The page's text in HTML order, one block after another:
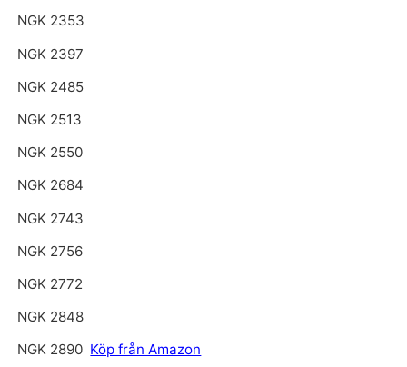
NGK 2353
NGK 2397
NGK 2485
NGK 2513
NGK 2550
NGK 2684
NGK 2743
NGK 2756
NGK 2772
NGK 2848
NGK 2890 Köp från Amazon